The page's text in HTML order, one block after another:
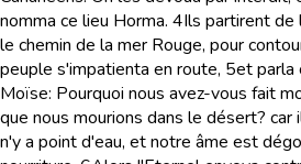
nomma ce lieu Horma. 4Ils partirent de
le chemin de la mer Rouge, pour
peuple s'impatienta en route, 5et parla
Moïse: Pourquoi nous avez-vous fait
que nous mourions dans le désert? car
n'y a point d'eau, et notre âme est